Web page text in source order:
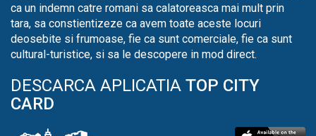
ca un indemn catre romani sa calatoreasca mai mult prin
tara, sa constientizeze ca avem toate aceste locuri
deosebite si frumoase, fie ca sunt comerciale, fie ca sunt
cultural-turistice, si sa le descopere in mod direct.
DESCARCA APLICATIA TOP CITY
CARD